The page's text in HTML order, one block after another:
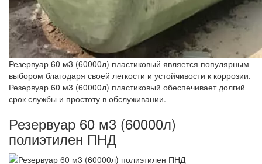
Резервуар 60 м3 (60000л) пластиковый является популярным
выбором благодаря своей легкости и устойчивости к коррозии.
Резервуар 60 м3 (60000л) пластиковый обеспечивает долгий
срок службы и простоту в обслуживании.
Резервуар 60 м3 (60000л)
полиэтилен ПНД